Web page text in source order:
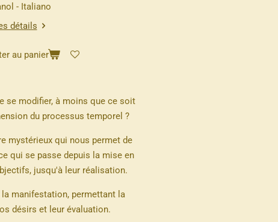
- Italiano
détails
au panier
se modifier, à moins que ce soit
du processus temporel ?
mystérieux qui nous permet de
qui se passe depuis la mise en
jusqu'à leur réalisation.
manifestation, permettant la
désirs et leur évaluation.